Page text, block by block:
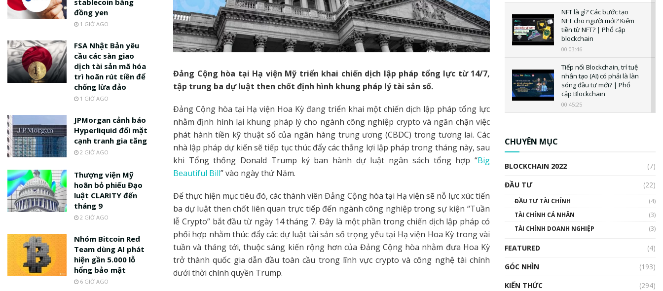
Đảng Cộng hòa tại Hạ viện Mỹ triển khai chiến dịch lập pháp tổng lực từ 14/7,
tập trung ba dự luật then chốt định hình khung pháp lý tài sản số.
Đảng Cộng hòa tại Hạ viện Hoa Kỳ đang triển khai một chiến dịch lập pháp tổng lực
nhằm định hình lại khung pháp lý cho ngành công nghiệp crypto và ngăn chặn việc
phát hành tiền kỹ thuật số của ngân hàng trung ương (CBDC) trong tương lai. Các
nhà lập pháp dự kiến sẽ tiếp tục thúc đẩy các thắng lợi lập pháp trong tháng này, sau
khi Tổng thống Donald Trump ký ban hành dự luật ngân sách tổng hợp “Big
Beautiful Bill” vào ngày thứ Năm.
Để thực hiện mục tiêu đó, các thành viên Đảng Cộng hòa tại Hạ viện sẽ nỗ lực xúc tiến
ba dự luật then chốt liên quan trực tiếp đến ngành công nghiệp trong sự kiện “Tuần
lễ Crypto” bắt đầu từ ngày 14 tháng 7. Đây là một phần trong chiến dịch lập pháp có
phối hợp nhằm thúc đẩy các dự luật tài sản số trọng yếu tại Hạ viện Hoa Kỳ trong vài
tuần và tháng tới, thuộc sáng kiến rộng hơn của Đảng Cộng hòa nhằm đưa Hoa Kỳ
trở thành quốc gia dẫn đầu toàn cầu trong lĩnh vực crypto và công nghệ tài chính
dưới thời chính quyền Trump.
stablecoin bằng
đồng yen
1 GIỜ AGO
FSA Nhật Bản yêu
cầu các sàn giao
dịch tài sản mã hóa
trì hoãn rút tiền để
chống lừa đảo
1 GIỜ AGO
JPMorgan cảnh báo
Hyperliquid đối mặt
cạnh tranh gia tăng
2 GIỜ AGO
Thượng viện Mỹ
hoãn bỏ phiếu Đạo
luật CLARITY đến
tháng 9
2 GIỜ AGO
Nhóm Bitcoin Red
Team dùng AI phát
hiện gần 5.000 lỗ
hổng bảo mật
6 GIỜ AGO
NFT là gì? Các bước tạo
NFT cho người mới? Kiếm
tiền từ NFT? | Phổ cập
blockchain
00:03:46
Tiếp nối Blockchain, trí tuệ
nhân tạo (AI) có phải là làn
sóng đầu tư mới? | Phổ
cập Blockchain
00:45:25
uptrend trong năm 2023? |
Phổ cập Blockchain
00:02:14
Nhìn lại năm 2022: Những
CHUYÊN MỤC
BLOCKCHAIN 2022
(7)
ĐẦU TƯ
(22)
ĐẦU TƯ TÀI CHÍNH
(4)
TÀI CHÍNH CÁ NHÂN
(3)
TÀI CHÍNH DOANH NGHIỆP
(3)
FEATURED
(4)
GÓC NHÌN
(193)
KIẾN THỨC
(294)